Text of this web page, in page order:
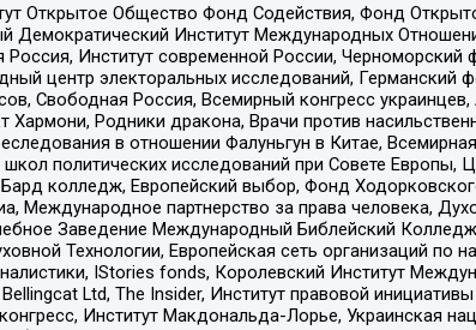
Открытое Общество Фонд Содействия, Фонд
Институт Международных Отношений,
Институт современной России, Черноморский
центр электоральных исследований, Германский
Свободная Россия, Всемирный конгресс украинцев,
Родники дракона, Врачи против
в отношении Фалуньгун в Китае,
политических исследований при Совете Европы,
колледж, Европейский выбор, Фонд
партнерство за права человека,
Заведение Международный Библейский
Технологии, Европейская сеть организаций
IStories fonds, Королевский Институт
Ltd, The Insider, Институт правовой
Институт Макдональда-Лорье, Украинская